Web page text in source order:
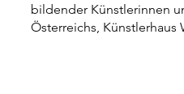
bildender Künstlerinnen
Österreichs, Künstlerhaus